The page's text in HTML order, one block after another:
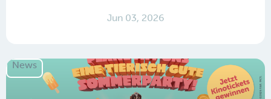
Jun 03, 2026
News